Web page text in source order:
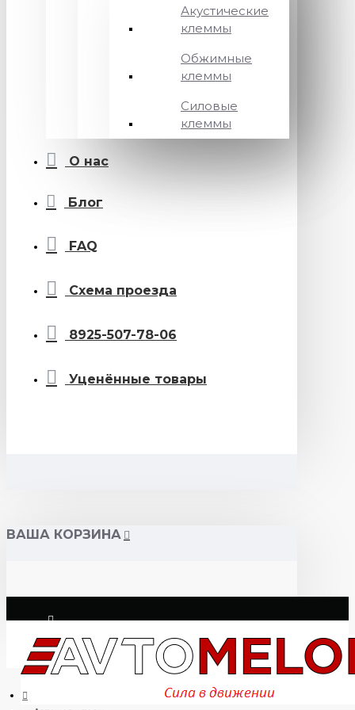
Акустические
клеммы
Обжимные
клеммы
Силовые
клеммы
О нас
Блог
FAQ
Схема проезда
8925-507-78-06
Уценённые товары
ВАША КОРЗИНА
Логин
Регистрация